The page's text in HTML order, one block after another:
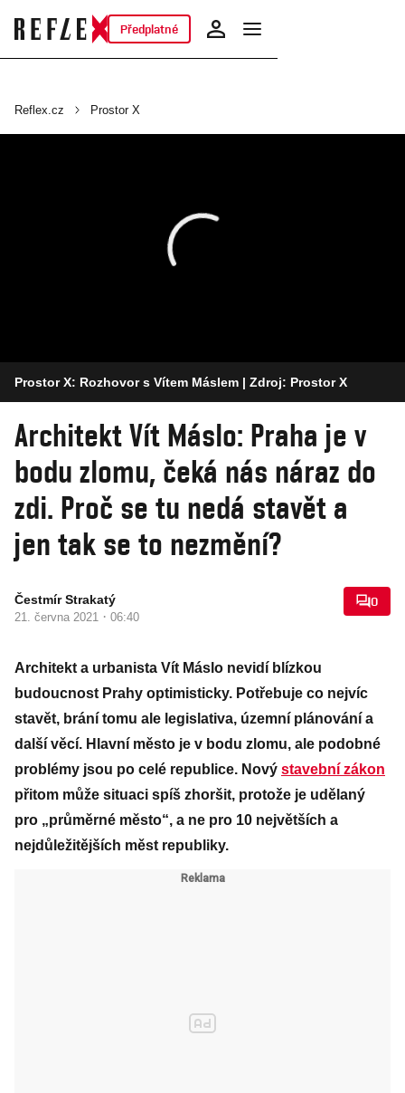
Předplatné
Reflex.cz Prostor X
Prostor X: Rozhovor s Vítem Máslem | Zdroj: Prostor X
Architekt Vít Máslo: Praha je v
bodu zlomu, čeká nás náraz do
zdi. Proč se tu nedá stavět a
jen tak se to nezmění?
Čestmír Strakatý
21. června 2021 · 06:40
0
Architekt a urbanista Vít Máslo nevidí blízkou
budoucnost Prahy optimisticky. Potřebuje co nejvíc
stavět, brání tomu ale legislativa, územní plánování a
další věcí. Hlavní město je v bodu zlomu, ale podobné
problémy jsou po celé republice. Nový stavební zákon
přitom může situaci spíš zhoršit, protože je udělaný
pro „průměrné město“, a ne pro 10 největších a
nejdůležitějších měst republiky.